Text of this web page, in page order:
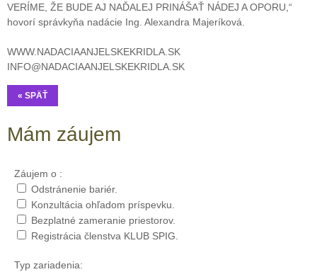
VERÍME, ŽE BUDE AJ NAĎALEJ PRINÁŠAŤ NÁDEJ A OPORU,“
hovorí správkyňa nadácie Ing. Alexandra Majeríková.
WWW.NADACIAANJELSKEKRIDLA.SK
INFO@NADACIAANJELSKEKRIDLA.SK
« SPÄŤ
Mám záujem
Záujem o :
Odstránenie bariér.
Konzultácia ohľadom príspevku.
Bezplatné zameranie priestorov.
Registrácia členstva KLUB SPIG.
Typ zariadenia: